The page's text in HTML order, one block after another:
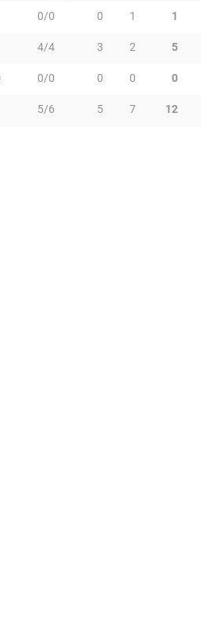
0/0 0 1 1
4/4 3 2 5
0/0 0 0 0
5/6 5 7 12